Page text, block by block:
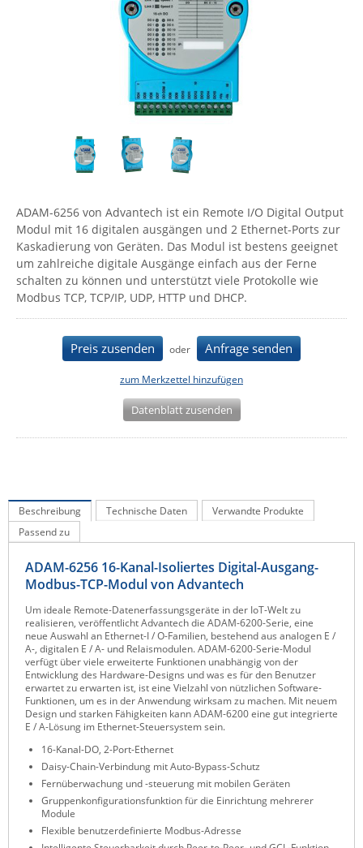
Energieverteilung
IP, WLAN & GSM Sensorik
IoT - Internet of Things
IPC, Industrielle Netzwerktechnik & WLAN
Industrielle Netzwerktechnik / Kommunikation
Industrielle Computer
IT Netzwerktechnik / Kommunikation
Serverräume
RMA / Rücksendung / Support
Contemporary Controls
Enginko - mcf88
Gefen
Gude
Guntermann & Drunck
High Sec Labs
Kerlink
Legrand
LigoWave
Milesight
Moxa
Netio
Panorama Antennas
PatchSee
Power Kingdom
Poynting
Raritan
Riello UPS
Server Technology
Siretta
ADAM-6256 von Advantech ist ein Remote I/O Digital Output
Modul mit 16 digitalen ausgängen und 2 Ethernet-Ports zur
Kaskadierung von Geräten. Das Modul ist bestens geeignet
um zahlreiche digitale Ausgänge einfach aus der Ferne
schalten zu können und unterstützt viele Protokolle wie
Modbus TCP, TCP/IP, UDP, HTTP und DHCP.
Preis zusenden oder Anfrage senden
zum Merkzettel hinzufügen
Datenblatt zusenden
Beschreibung Technische Daten
Verwandte Produkte
Passend zu
ADAM-6256 16-Kanal-Isoliertes Digital-Ausgang-
Modbus-TCP-Modul von Advantech
Um ideale Remote-Datenerfassungsgeräte in der IoT-Welt zu
realisieren, veröffentlicht Advantech die ADAM-6200-Serie, eine
neue Auswahl an Ethernet-I / O-Familien, bestehend aus analogen E /
A-, digitalen E / A- und Relaismodulen. ADAM-6200-Serie-Modul
verfügt über viele erweiterte Funktionen unabhängig von der
Entwicklung des Hardware-Designs und was es für den Benutzer
erwartet zu erwarten ist, ist eine Vielzahl von nützlichen Software-
Funktionen, um es in der Anwendung wirksam zu machen. Mit neuem
Design und starken Fähigkeiten kann ADAM-6200 eine gut integrierte
E / A-Lösung im Ethernet-Steuersystem sein.
16-Kanal-DO, 2-Port-Ethernet
Daisy-Chain-Verbindung mit Auto-Bypass-Schutz
Fernüberwachung und -steuerung mit mobilen Geräten
Gruppenkonfigurationsfunktion für die Einrichtung mehrerer
Module
Flexible benutzerdefinierte Modbus-Adresse